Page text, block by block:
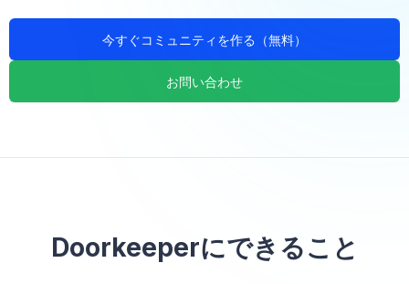
今すぐコミュニティを作る（無料）
お問い合わせ
Doorkeeperにできること